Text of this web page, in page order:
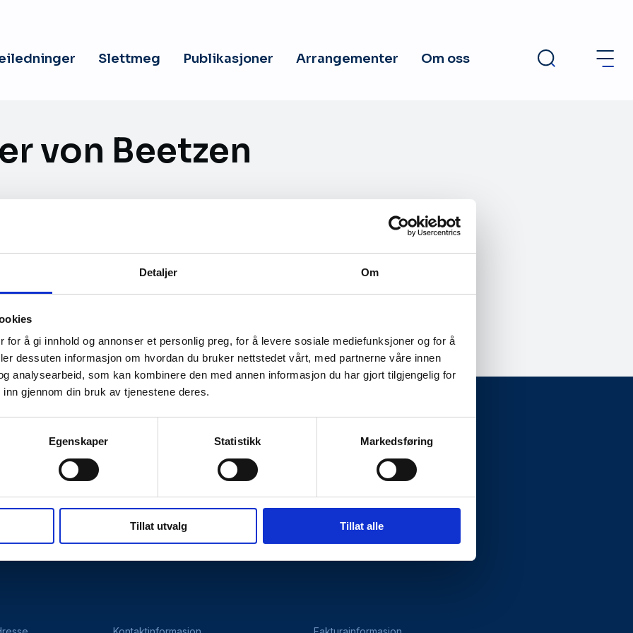
Detaljer Om
for å gi innhold og annonser et personlig preg, for å levere sosiale mediefunksjoner og for å
dessuten informasjon om hvordan du bruker nettstedet vårt, med partnerne våre innen
analysearbeid, som kan kombinere den med annen informasjon du har gjort tilgjengelig for
gjennom din bruk av tjenestene deres.
Egenskaper Statistikk Markedsføring
Tillat utvalg Tillat alle
Slettmeg Publikasjoner Arrangementer Om oss
von Beetzen
för Freja, som är en av de första e-legitimationerna i världen
godkänd för användare från hela världen och som löst problemet
digital identitet.
Presseside
Personvernerklæring